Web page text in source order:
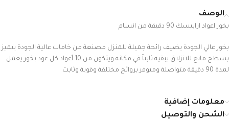
الوصف
بخور اعواد ارابيسك 90 دقيقة من انسام
بخور عالي الجودة يضيف رائحة جميلة للمنزل مصنعة من خامات عالية الجودة يتميز
بسطح مانع للانزلاق يبقيه ثابتاً في مكانه ويتكون من 10 أعواد كل عود بخور يعمل
لمدة 90 دقيقة متواصلة ومتوفر بروائخ مختلفة وقوية وثابت
معلومات إضافية
الشحن والتوصيل